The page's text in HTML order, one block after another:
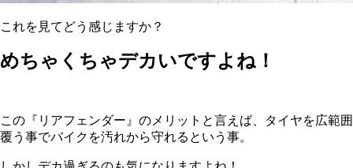
これを見てどう感じますか？
めちゃくちゃデカいですよね！
この『リアフェンダー』のメリットと言えば、タイヤを広範囲
覆う事でバイクを汚れから守れるという事。